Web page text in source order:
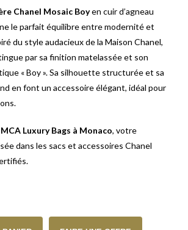
Chanel Mosaic Boyen cuir d’agneau
le parfait équilibre entre modernité et
du style audacieux de la Maison Chanel,
par sa finition matelassée et son
« Boy ». Sa silhouette structurée et sa
en font un accessoire élégant, idéal pour
Luxury Bags à Monaco, votre
dans les sacs et accessoires Chanel